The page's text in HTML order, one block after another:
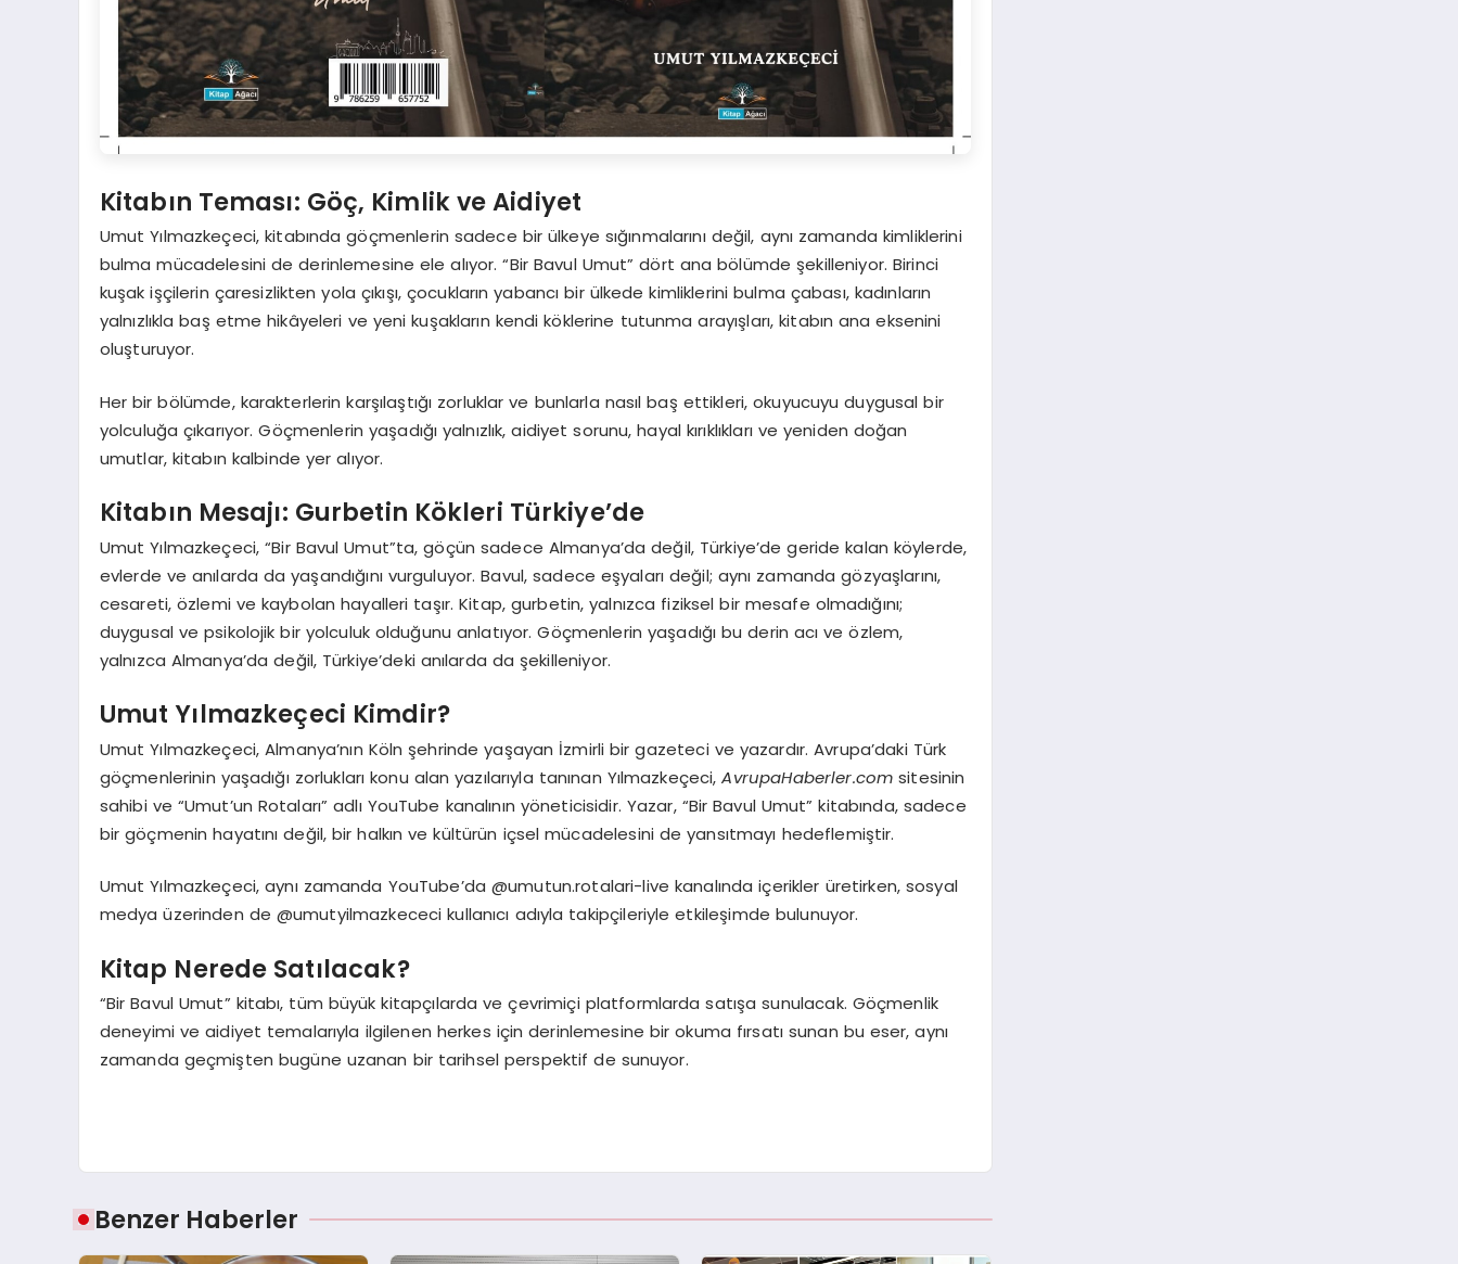
Kitabın Teması: Göç, Kimlik ve Aidiyet
Umut Yılmazkeçeci, kitabında göçmenlerin sadece bir ülkeye sığınmalarını değil, aynı zamanda kimliklerini
bulma mücadelesini de derinlemesine ele alıyor. “Bir Bavul Umut” dört ana bölümde şekilleniyor. Birinci
kuşak işçilerin çaresizlikten yola çıkışı, çocukların yabancı bir ülkede kimliklerini bulma çabası, kadınların
yalnızlıkla baş etme hikâyeleri ve yeni kuşakların kendi köklerine tutunma arayışları, kitabın ana eksenini
oluşturuyor.
Her bir bölümde, karakterlerin karşılaştığı zorluklar ve bunlarla nasıl baş ettikleri, okuyucuyu duygusal bir
yolculuğa çıkarıyor. Göçmenlerin yaşadığı yalnızlık, aidiyet sorunu, hayal kırıklıkları ve yeniden doğan
umutlar, kitabın kalbinde yer alıyor.
Kitabın Mesajı: Gurbetin Kökleri Türkiye’de
Umut Yılmazkeçeci, “Bir Bavul Umut”ta, göçün sadece Almanya’da değil, Türkiye’de geride kalan köylerde,
evlerde ve anılarda da yaşandığını vurguluyor. Bavul, sadece eşyaları değil; aynı zamanda gözyaşlarını,
cesareti, özlemi ve kaybolan hayalleri taşır. Kitap, gurbetin, yalnızca fiziksel bir mesafe olmadığını;
duygusal ve psikolojik bir yolculuk olduğunu anlatıyor. Göçmenlerin yaşadığı bu derin acı ve özlem,
yalnızca Almanya’da değil, Türkiye’deki anılarda da şekilleniyor.
Umut Yılmazkeçeci Kimdir?
Umut Yılmazkeçeci, Almanya’nın Köln şehrinde yaşayan İzmirli bir gazeteci ve yazardır. Avrupa’daki Türk
göçmenlerinin yaşadığı zorlukları konu alan yazılarıyla tanınan Yılmazkeçeci,AvrupaHaberler.com sitesinin
sahibi ve “Umut’un Rotaları” adlı YouTube kanalının yöneticisidir. Yazar, “Bir Bavul Umut” kitabında, sadece
bir göçmenin hayatını değil, bir halkın ve kültürün içsel mücadelesini de yansıtmayı hedeflemiştir.
Umut Yılmazkeçeci, aynı zamanda YouTube’da @umutun.rotalari-live kanalında içerikler üretirken, sosyal
medya üzerinden de @umutyilmazkececi kullanıcı adıyla takipçileriyle etkileşimde bulunuyor.
Kitap Nerede Satılacak?
“Bir Bavul Umut” kitabı, tüm büyük kitapçılarda ve çevrimiçi platformlarda satışa sunulacak. Göçmenlik
deneyimi ve aidiyet temalarıyla ilgilenen herkes için derinlemesine bir okuma fırsatı sunan bu eser, aynı
zamanda geçmişten bugüne uzanan bir tarihsel perspektif de sunuyor.
Benzer Haberler